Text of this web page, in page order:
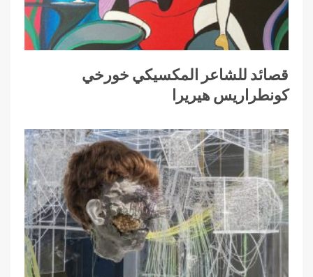
قصائد للشاعر المكسيكي خورخي
كونطراريس هيريرا